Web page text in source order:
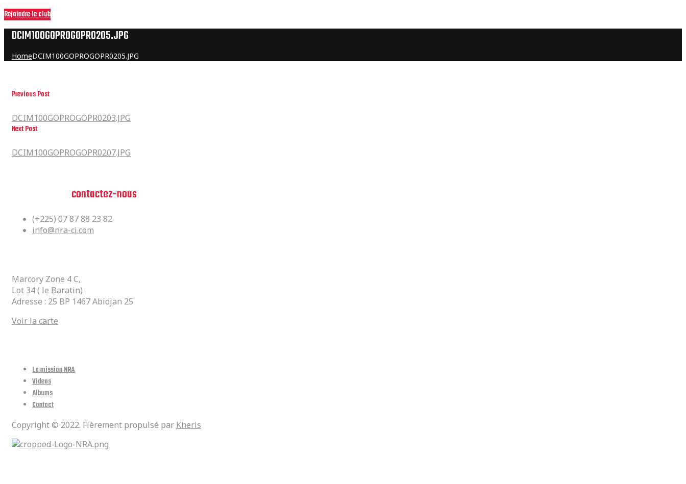
Rejoindre le club
DCIM100GOPROGOPR0205.JPG
HomeDCIM100GOPROGOPR0205.JPG
Previous Post
DCIM100GOPROGOPR0203.JPG
Next Post
DCIM100GOPROGOPR0207.JPG
contactez-nous
(+225) 07 87 88 23 82
info@nra-ci.com
Marcory Zone 4 C,
Lot 34 ( le Baratin)
Adresse : 25 BP 1467 Abidjan 25
Voir la carte
La mission NRA
Videos
Albums
Contact
Copyright © 2022. Fièrement propulsé par Kheris